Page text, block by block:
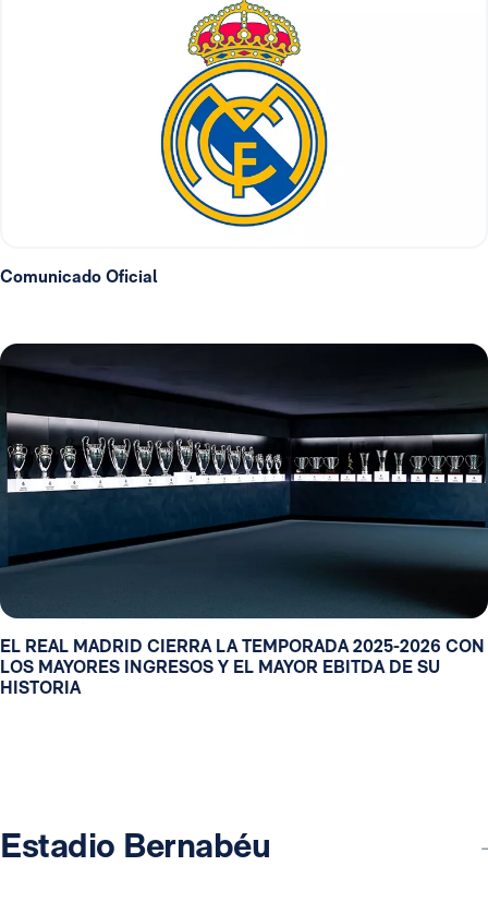
Comunicado Oficial
EL REAL MADRID CIERRA LA TEMPORADA 2025-2026 CON
LOS MAYORES INGRESOS Y EL MAYOR EBITDA DE SU
HISTORIA
Estadio Bernabéu